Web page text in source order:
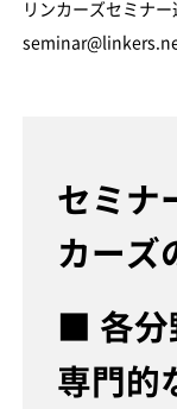
リンカーズセミナー
セミナ
カーズ
■ 各
専門的